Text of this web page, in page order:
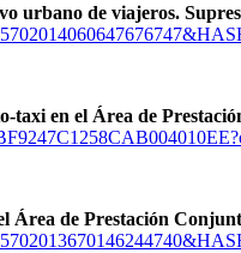
urbano de viajeros.
taxi en el Área de
Área de Prestación